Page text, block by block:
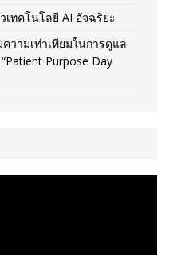
เทคโนโลยี AI อัจฉริยะ
วามเท่าเทียมในการดูแล
Purpose Day